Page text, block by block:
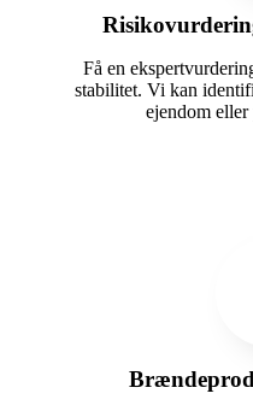
Få en
stabilitet. Vi kan
ejendom